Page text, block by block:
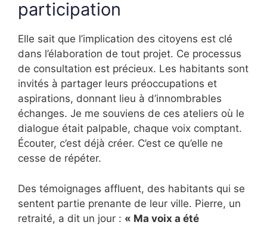
participation
Elle sait que l’implication des citoyens est clé
dans l’élaboration de tout projet. Ce processus
de consultation est précieux. Les habitants sont
invités à partager leurs préoccupations et
aspirations, donnant lieu à d’innombrables
échanges. Je me souviens de ces ateliers où le
dialogue était palpable, chaque voix comptant.
Écouter, c’est déjà créer. C’est ce qu’elle ne
cesse de répéter.
Des témoignages affluent, des habitants qui se
sentent partie prenante de leur ville. Pierre, un
retraité, a dit un jour : « Ma voix a été